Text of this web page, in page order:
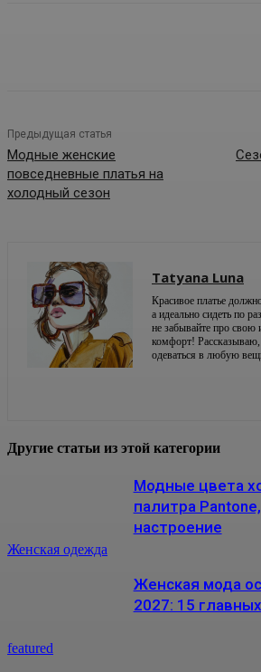
Предыдущая статья
Модные женские
повседневные платья на
холодный сезон
Tatyana Luna
Красивое платье
а идеально сидеть по
не забывайте про свою
комфорт!
одеваться в любую
Другие статьи из этой категории
Женская одежда
Модные цвета
палитра
настроение
featured
Женская мода
2027: 15